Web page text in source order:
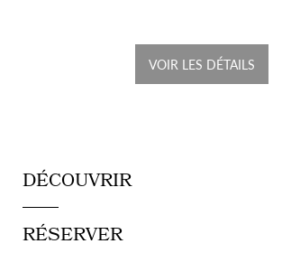
VOIR LES DÉTAILS
DÉCOUVRIR
RÉSERVER